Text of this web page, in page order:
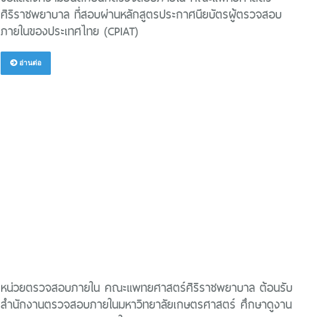
ศิริราชพยาบาล ที่สอบผ่านหลักสูตรประกาศนียบัตรผู้ตรวจสอบ
ภายในของประเทศไทย (CPIAT)
อ่านต่อ
หน่วยตรวจสอบภายใน คณะแพทยศาสตร์ศิริราชพยาบาล ต้อนรับ
สำนักงานตรวจสอบภายในมหาวิทยาลัยเกษตรศาสตร์ ศึกษาดูงาน